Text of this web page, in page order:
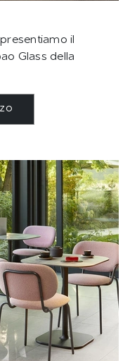
il
Glass della